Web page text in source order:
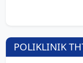
POLIKLINIK